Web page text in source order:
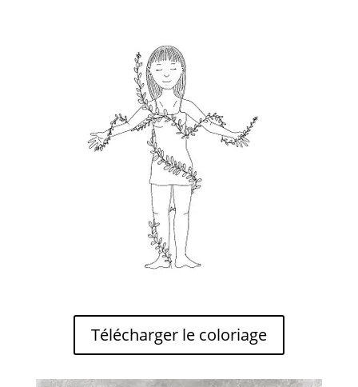
Télécharger le coloriage